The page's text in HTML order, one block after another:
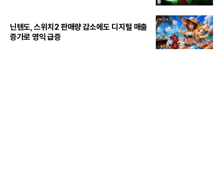
닌텐도, 스위치2 판매량 감소에도 디지털 매출
증가로 영익 급증